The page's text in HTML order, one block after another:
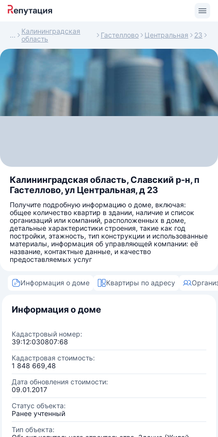
Калининградская
область
Гастеллово Центральная 23
Калининградская область, Славский р-н, п
Гастеллово, ул Центральная, д 23
Получите подробную информацию о доме, включая:
общее количество квартир в здании, наличие и список
организаций или компаний, расположенных в доме,
детальные характеристики строения, такие как год
постройки, этажность, тип конструкции и использованные
материалы, информация об управляющей компании: её
название, контактные данные, и качество
предоставляемых услуг
Информация о доме Квартиры по адресу
Информация о доме
Кадастровый номер:
39:12:030807:68
Кадастровая стоимость:
1 848 669,48
Дата обновления стоимости:
09.01.2017
Статус объекта:
Ранее учтенный
Тип объекта: